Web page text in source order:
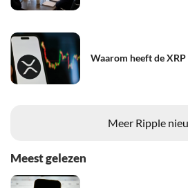
Waarom heeft de
Meer Ripple
Meest gelezen